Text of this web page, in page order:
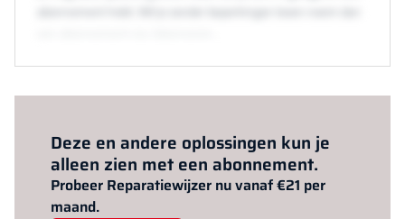
Deze en andere oplossingen kun je
alleen zien met een abonnement.
Probeer Reparatiewijzer nu vanaf €21 per
maand.